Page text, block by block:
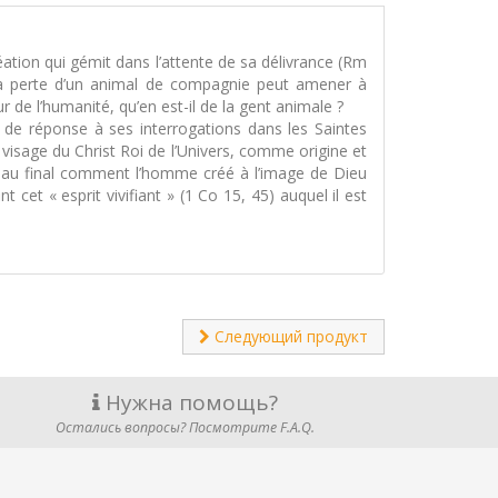
qui gémit dans l’attente de sa délivrance (Rm
d’un animal de compagnie peut amener à
l’humanité, qu’en est-il de la gent animale ?
réponse à ses interrogations dans les Saintes
du Christ Roi de l’Univers, comme origine et
final comment l’homme créé à l’image de Dieu
cet « esprit vivifiant » (1 Co 15, 45) auquel il est
Следующий продукт
Нужна помощь?
Остались вопросы? Посмотрите F.A.Q.